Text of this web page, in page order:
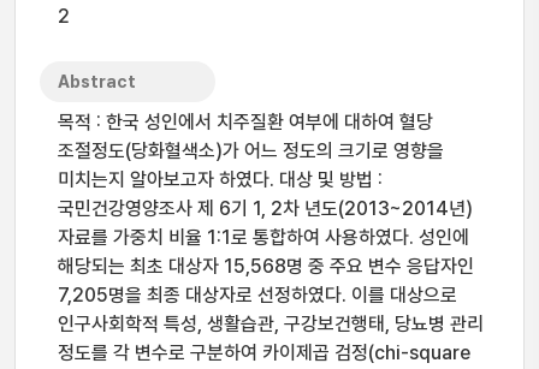
2
Abstract
목적 : 한국 성인에서 치주질환 여부에 대하여 혈당
조절정도(당화혈색소)가 어느 정도의 크기로 영향을
미치는지 알아보고자 하였다. 대상 및 방법 :
국민건강영양조사 제 6기 1, 2차 년도(2013~2014년)
자료를 가중치 비율 1:1로 통합하여 사용하였다. 성인에
해당되는 최초 대상자 15,568명 중 주요 변수 응답자인
7,205명을 최종 대상자로 선정하였다. 이를 대상으로
인구사회학적 특성, 생활습관, 구강보건행태, 당뇨병 관리
정도를 각 변수로 구분하여 카이제곱 검정(chi-square